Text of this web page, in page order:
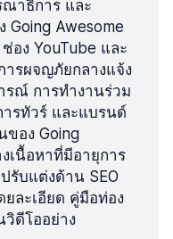
ณาธิการ และ
Going Awesome
อง YouTube และ
ารผจญภัยกลางแจ้ง
รณ์ การทำงานร่วม
รทัวร์ และแบรนด์
ของ Going
เนื้อหาที่มีอายุการ
รับแต่งด้าน SEO
ละเอียด คู่มือท่อง
วิดีโออย่าง